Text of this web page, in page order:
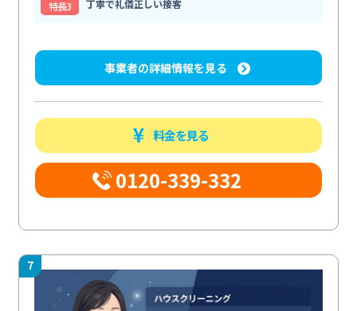
特⻑3
丁寧で礼儀正しい接客
事業者の詳細情報を見る
料金を見る
0120-339-332
7